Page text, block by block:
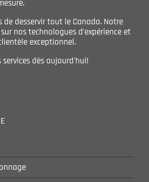
de desservir tout le Canada. Notre
nos technologues d'expérience et
exceptionnel.
dès aujourd'hui!